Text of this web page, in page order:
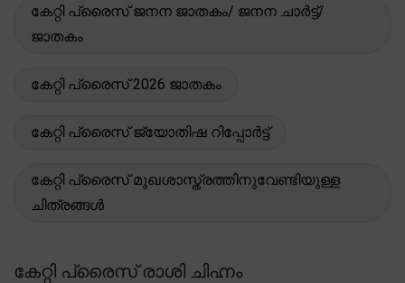
കേറ്റി പ്രൈസ് ജനന ജാതകം/ ജനന ചാർട്ട്/
ജാതകം
കേറ്റി പ്രൈസ് 2026 ജാതകം
കേറ്റി പ്രൈസ് ജ്യോതിഷ റിപ്പോർട്ട്
കേറ്റി പ്രൈസ് മുഖശാസ്ത്രത്തിനുവേണ്ടിയുള്ള
ചിത്രങ്ങൾ
കേറ്റി പ്രൈസ് രാശി ചിഹ്നം